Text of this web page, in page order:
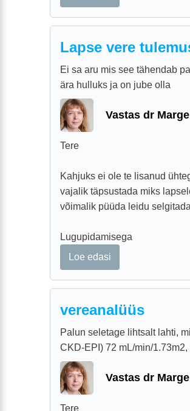
Lapse vere
Ei sa aru mis see tähendab
ära hulluks ja on jube olla
Vastas dr
Tere
Kahjuks ei ole te lisanud
vajalik täpsustada miks
võimalik püüda leidu
Lugupidamisega
Loe edasi
vereanalüüs
Palun seletage lihtsalt lahti,
CKD-EPI) 72 mL/min/
Vastas dr
Tere